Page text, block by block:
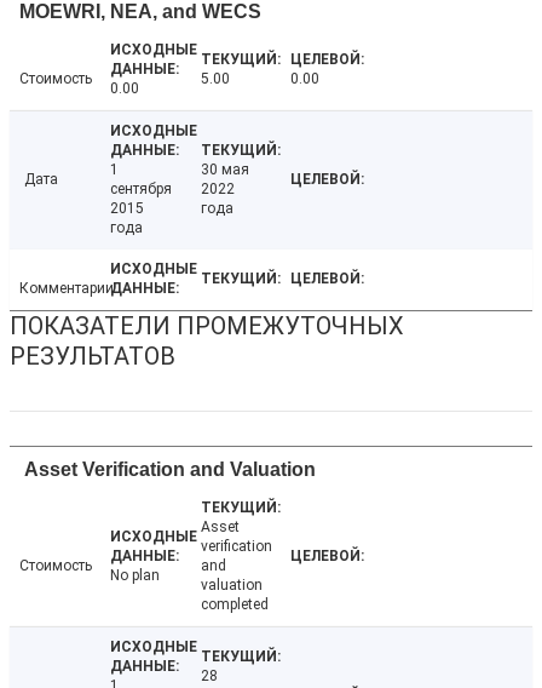
MOEWRI, NEA, and WECS
Стоимость
0.00
5.00 0.00
Дата
1
сентября
2015
года
30 мая
2022
года
Комментарии
ПОКАЗАТЕЛИ ПРОМЕЖУТОЧНЫХ
РЕЗУЛЬТАТОВ
Asset Verification and Valuation
Стоимость
No plan
Asset
verification
and
valuation
completed
28